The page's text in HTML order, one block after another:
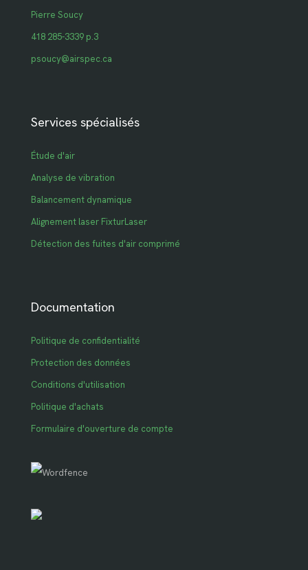
Pierre Soucy
418 285-3339 p.3
psoucy@airspec.ca
Services spécialisés
Étude d'air
Analyse de vibration
Balancement dynamique
Alignement laser FixturLaser
Détection des fuites d'air comprimé
Documentation
Politique de confidentialité
Protection des données
Conditions d'utilisation
Politique d'achats
Formulaire d'ouverture de compte